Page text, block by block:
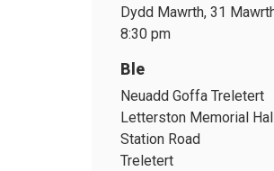
Dydd Mawrth, 31
8:30 pm
Ble
Neuadd Goffa Treletert
Letterston Memorial Hall
Station Road
Treletert